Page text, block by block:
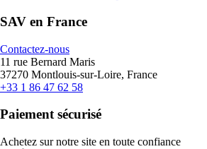
SAV en France
Contactez-nous
11 rue Bernard Maris
37270 Montlouis-sur-Loire, France
+33 1 86 47 62 58
Paiement sécurisé
Achetez sur notre site en toute confiance